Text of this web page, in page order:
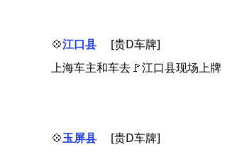
💠江口县
[贵D车牌]
上海车主和车去🚩江口县现场上牌
💠玉屏县
[贵D车牌]